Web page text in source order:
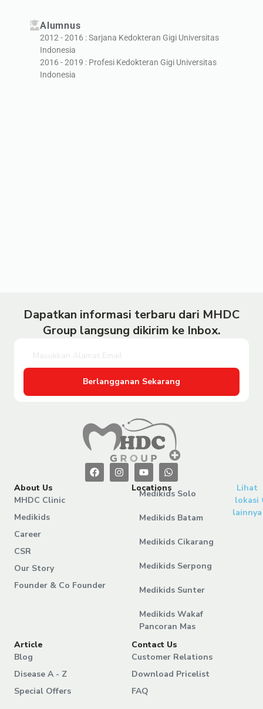
Alumnus
2012 - 2016 : Sarjana Kedokteran Gigi Universitas
Indonesia
2016 - 2019 : Profesi Kedokteran Gigi Universitas
Indonesia
Dapatkan informasi terbaru dari MHDC
Group langsung dikirim ke Inbox.
Berlangganan Sekarang
About Us
MHDC Clinic
Medikids
Career
CSR
Our Story
Founder & Co Founder
Locations
Medikids Solo
Medikids Batam
Medikids Cikarang
Medikids Serpong
Medikids Sunter
Medikids Wakaf
Pancoran Mas
Lihat
lokasi
lainnya
Article
Blog
Disease A - Z
Special Offers
Contact Us
Customer Relations
Download Pricelist
FAQ